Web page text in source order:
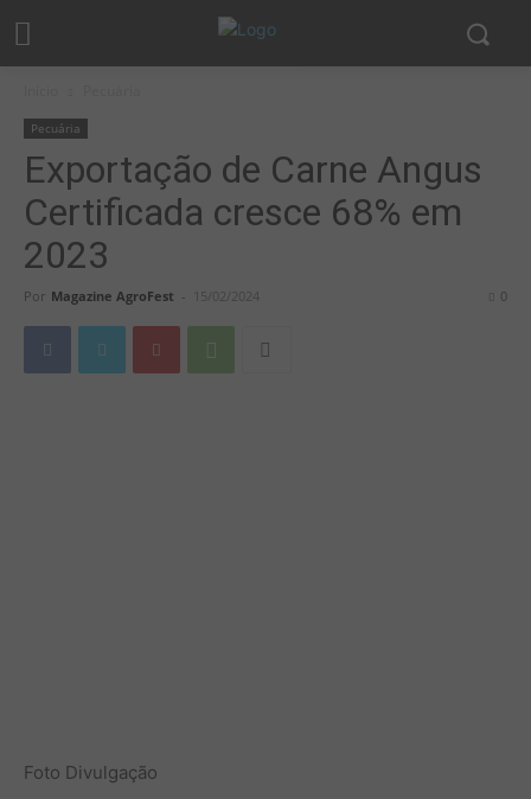
Pecuária
Exportação de Carne Angus
Certificada cresce 68% em
2023
Por Magazine AgroFest - 15/02/2024 0
Foto Divulgação